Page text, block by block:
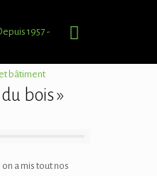
bois »
on a mis tout nos